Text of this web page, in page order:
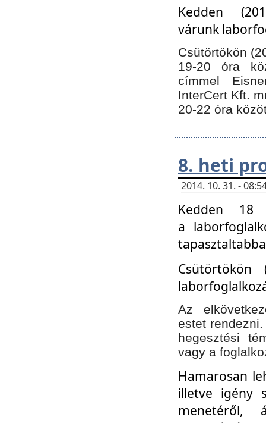
Kedden
várunk
Csütörtökön
19-20 óra
címmel
InterCert Kft.
20-22 óra
8. heti
2014. 10. 31. -
Kedden 18
a
Az
estet
hegesztési
vagy a
Hamarosan
illetve igény
menetéről,